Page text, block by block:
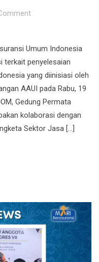
Umum Indonesia
terkait penyelesaian
yang diinisiasi oleh
AAUI pada Rabu, 19
Gedung Permata
kolaborasi dengan
Sektor Jasa […]